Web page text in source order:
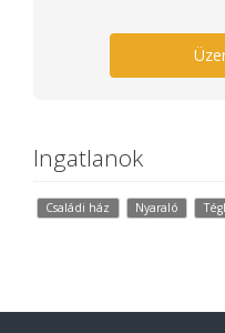
Ingatlanok
Családi ház Nyaraló